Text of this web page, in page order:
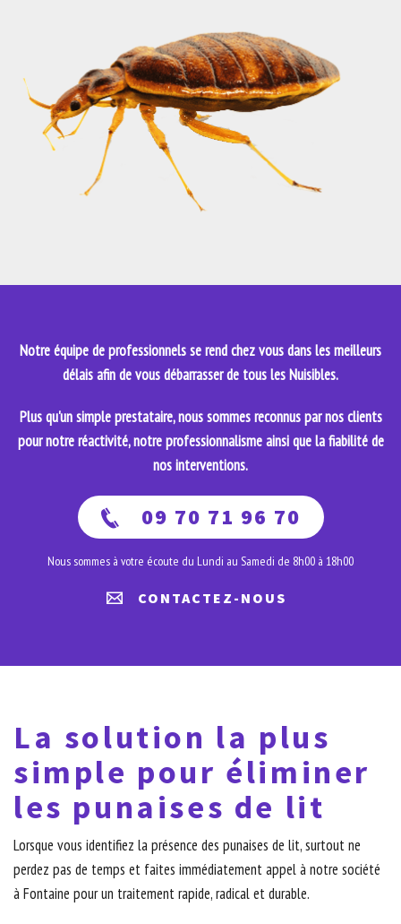
Notre équipe de professionnels se rend chez vous dans les meilleurs
délais afin de vous débarrasser de tous les Nuisibles.
Plus qu'un simple prestataire, nous sommes reconnus par nos clients
pour notre réactivité, notre professionnalisme ainsi que la fiabilité de
nos interventions.
09 70 71 96 70
Nous sommes à votre écoute du Lundi au Samedi de 8h00 à 18h00
CONTACTEZ-NOUS
La solution la plus
simple pour éliminer
les punaises de lit
Lorsque vous identifiez la présence des punaises de lit, surtout ne
perdez pas de temps et faites immédiatement appel à notre société
à Fontaine pour un traitement rapide, radical et durable.